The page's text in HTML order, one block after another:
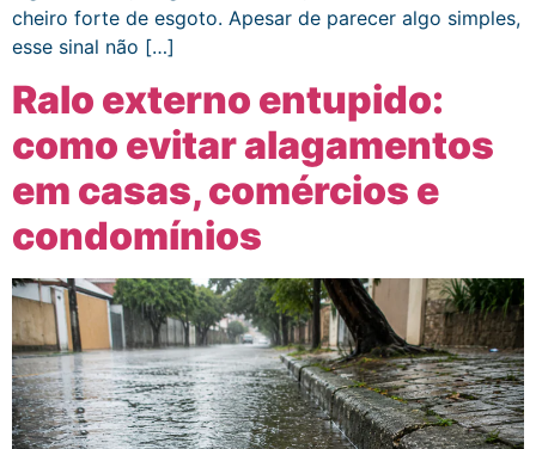
cheiro forte de esgoto. Apesar de parecer algo simples,
esse sinal não […]
Ralo externo entupido:
como evitar alagamentos
em casas, comércios e
condomínios